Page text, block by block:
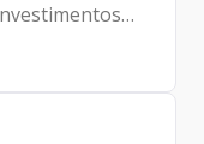
Alexandre
Jorge